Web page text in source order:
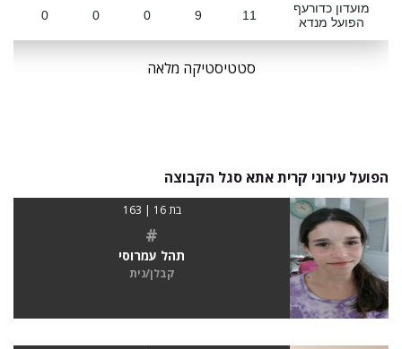
מועדון כדורעף
הפועל מנדא
11
9
0
0
0
סטטיסטיקה מלאה
הפועל עירוני קרית אתא סגל הקבוצה
בת 16 | 163
#
תהל עמרוסי
קבלן/נית